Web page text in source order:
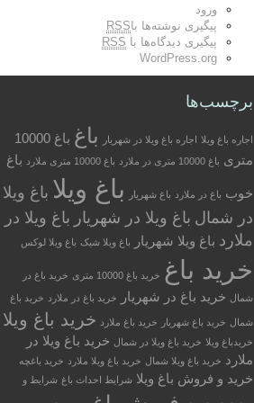
ورود
پیگیری نوشته‌ها باRSS
پیگیری دیدگاه‌ها با RSS
WordPress.org
برچسب‌ها
اجاره باغ ویلا اجاره باغ ویلا در شهریار باغ
باغ 10000
متری باغ 10000 متری در ملارد باغ 10000 متری ملارد باغ
خوب باغ در ملارد باغ شهریار باغ ویلا باغ ویلا
در شمال باغ ویلا در شهریار باغ ویلا در
ملارد باغ ویلا شهریار باغ ویلا شیک باغ ویلا لوکس
خرید باغ خرید باغ 10000 متری خرید باغ در
شمال خرید باغ در شهریار خرید باغ در ملارد خرید باغ
شمال خرید باغ شهریار خرید باغ ملارد خرید باغ ویلا
خریدباغ ویلا خرید باغ ویلا در شمال خرید باغ ویلا در
ملارد
خرید باغ ویلا شمال خرید باغ ویلا ملارد خرید باغچه
خرید و فروش باغ ویلا شرایط احداث باغ شرایط و